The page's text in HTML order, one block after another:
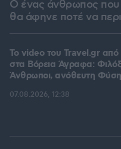
Ο ένας άνθρωπος που
θα άφηνε ποτέ να
To video του Travel.gr από
στα Βόρεια Άγραφα:
Άνθρωποι, ανόθευτη Φύση
07.08.2026, 12:38